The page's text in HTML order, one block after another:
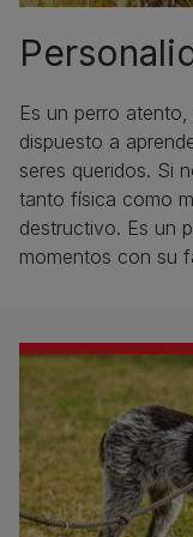
Es un perro
dispuesto a
seres queridos. Si
tanto física como
destructivo. Es un
momentos con su